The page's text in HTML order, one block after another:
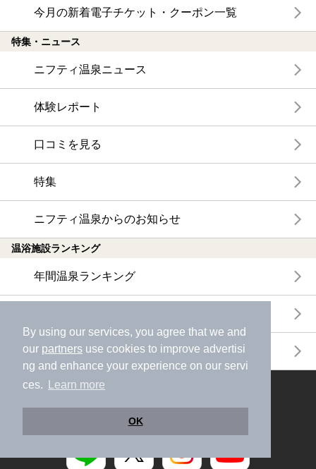
By using our services, you agree that we and
our partners use cookies to improve advertisi
ng and enhance your experience on our servi
ces.
Learn more
OK
今月の新着電子チケット・クーポン一覧
特集・ニュース
ニフティ温泉ニュース
体験レポート
口コミを見る
特集
ニフティ温泉からのお知らせ
温浴施設ランキング
年間温泉ランキング
サウナランキング
おトク情報やクーポン情報を受け取ろう